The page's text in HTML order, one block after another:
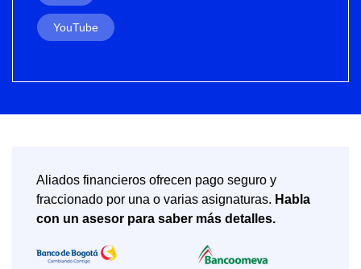
YouTube
Aliados financieros ofrecen pago seguro y
fraccionado por una o varias asignaturas. Habla
con un asesor para saber más detalles.